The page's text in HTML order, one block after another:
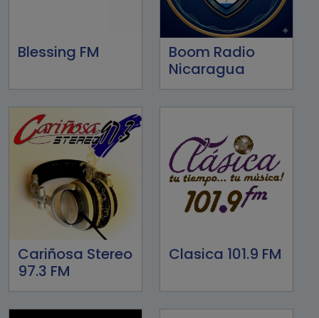
Blessing FM
Boom Radio
Nicaragua
Cariñosa Stereo
97.3 FM
Clasica 101.9 FM